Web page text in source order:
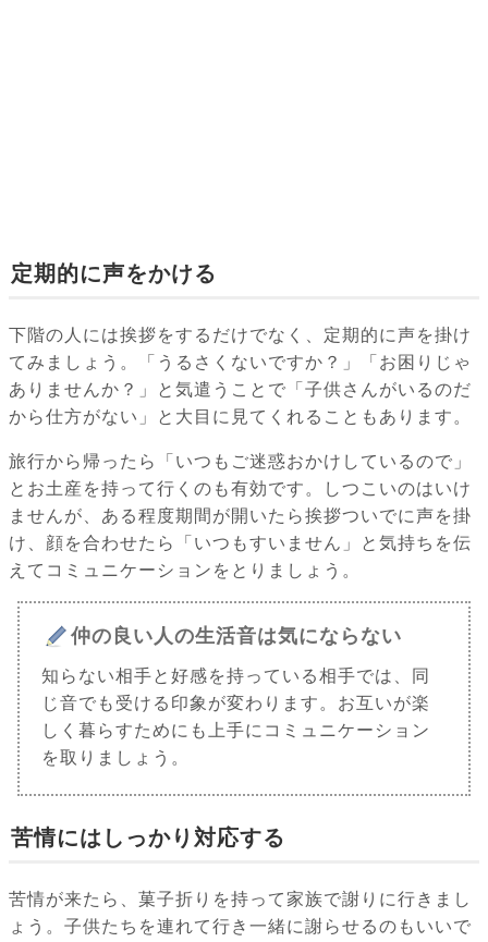
定期的に声をかける
下階の人には挨拶をするだけでなく、定期的に声を掛け
てみましょう。「うるさくないですか？」「お困りじゃ
ありませんか？」と気遣うことで「子供さんがいるのだ
から仕方がない」と大目に見てくれることもあります。
旅行から帰ったら「いつもご迷惑おかけしているので」
とお土産を持って行くのも有効です。しつこいのはいけ
ませんが、ある程度期間が開いたら挨拶ついでに声を掛
け、顔を合わせたら「いつもすいません」と気持ちを伝
えてコミュニケーションをとりましょう。
仲の良い人の生活音は気にならない
知らない相手と好感を持っている相手では、同
じ音でも受ける印象が変わります。お互いが楽
しく暮らすためにも上手にコミュニケーション
を取りましょう。
苦情にはしっかり対応する
苦情が来たら、菓子折りを持って家族で謝りに行きまし
ょう。子供たちを連れて行き一緒に謝らせるのもいいで